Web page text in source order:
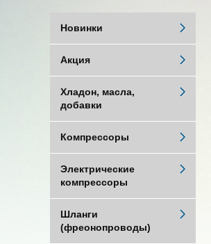
Новинки
Акция
Хладон, масла,
добавки
Компрессоры
Электрические
компрессоры
Шланги
(фреонопроводы)